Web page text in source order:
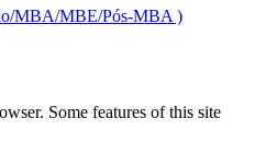
MBA/MBE/Pós-MBA )
Some features of this site